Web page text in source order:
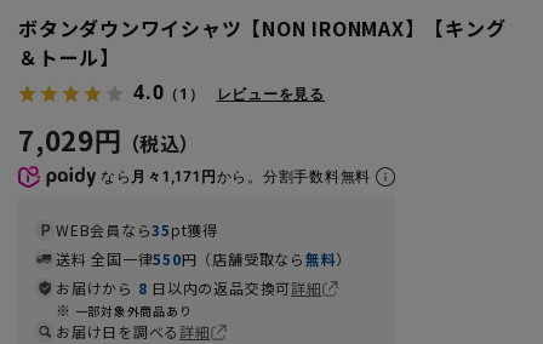
ボタンダウンワイシャツ【NON IRONMAX】【キング
＆トール】
4.0 （1） レビューを見る
7,029円
なら 月々1,171円から。分割手数料無料
WEB会員なら35pt獲得
送料 全国一律550円（店舗受取なら無料）
お届けから 8 日以内の返品交換可詳細
一部対象外商品あり
お届け日を調べる詳細